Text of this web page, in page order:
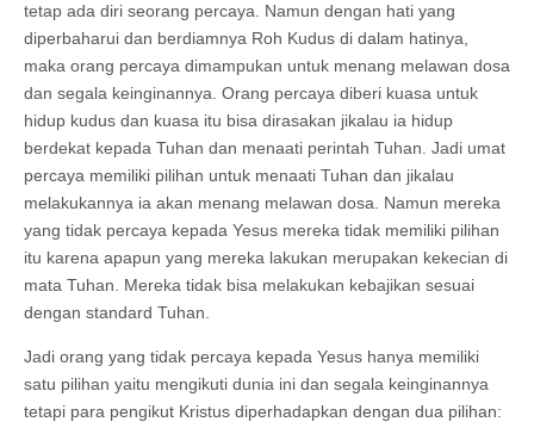
tetap ada diri seorang percaya. Namun dengan hati yang
diperbaharui dan berdiamnya Roh Kudus di dalam hatinya,
maka orang percaya dimampukan untuk menang melawan dosa
dan segala keinginannya. Orang percaya diberi kuasa untuk
hidup kudus dan kuasa itu bisa dirasakan jikalau ia hidup
berdekat kepada Tuhan dan menaati perintah Tuhan. Jadi umat
percaya memiliki pilihan untuk menaati Tuhan dan jikalau
melakukannya ia akan menang melawan dosa. Namun mereka
yang tidak percaya kepada Yesus mereka tidak memiliki pilihan
itu karena apapun yang mereka lakukan merupakan kekecian di
mata Tuhan. Mereka tidak bisa melakukan kebajikan sesuai
dengan standard Tuhan.
Jadi orang yang tidak percaya kepada Yesus hanya memiliki
satu pilihan yaitu mengikuti dunia ini dan segala keinginannya
tetapi para pengikut Kristus diperhadapkan dengan dua pilihan: